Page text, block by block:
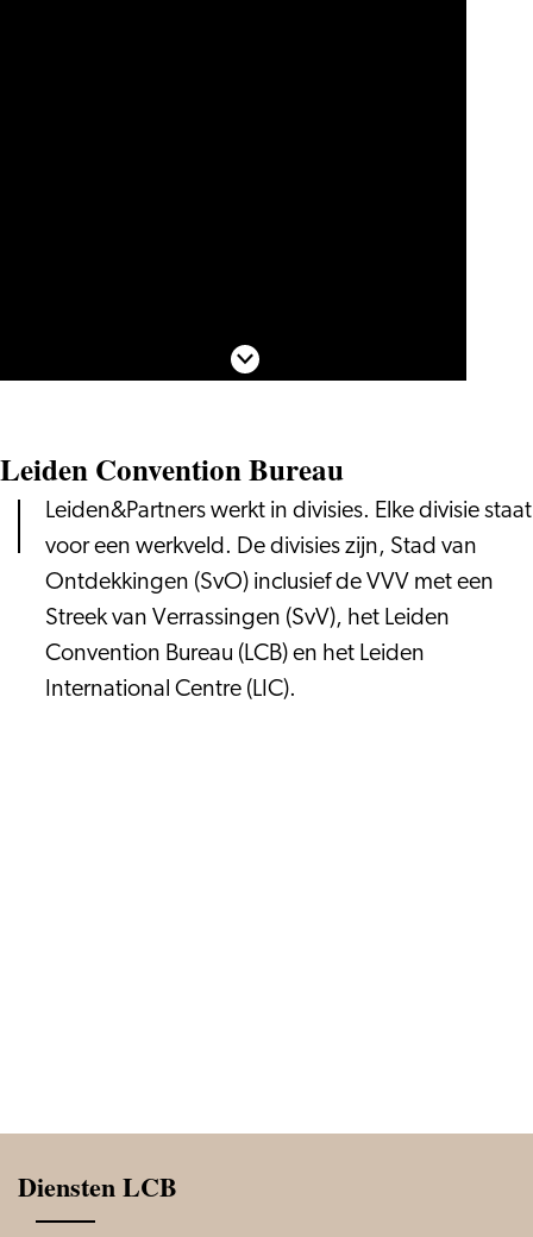
Scroll naar beneden
Leiden Convention Bureau
Leiden&Partners werkt in divisies. Elke divisie staat
voor een werkveld. De divisies zijn, Stad van
Ontdekkingen (SvO) inclusief de VVV met een
Streek van Verrassingen (SvV), het Leiden
Convention Bureau (LCB) en het Leiden
International Centre (LIC).
Diensten LCB